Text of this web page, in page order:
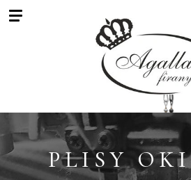
PLISY